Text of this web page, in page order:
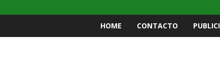
HOME CONTACTO